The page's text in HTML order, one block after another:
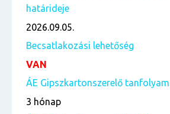
határideje
2026.09.05.
Becsatlakozási lehetőség
VAN
ÁE Gipszkartonszerelő
3 hónap